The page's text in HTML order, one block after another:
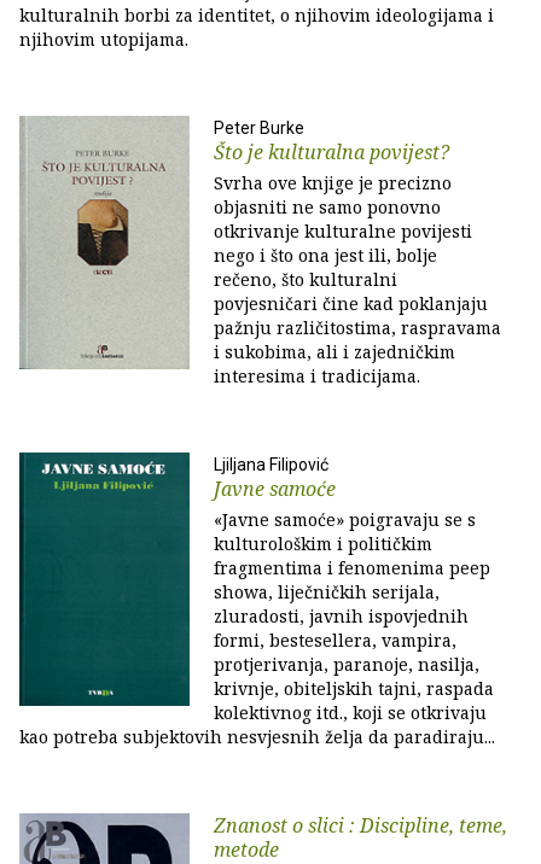
kulturalnih borbi za identitet, o njihovim ideologijama i
njihovim utopijama.
Peter Burke
Što je kulturalna povijest?
Svrha ove knjige je precizno
objasniti ne samo ponovno
otkrivanje kulturalne povijesti
nego i što ona jest ili, bolje
rečeno, što kulturalni
povjesničari čine kad poklanjaju
pažnju različitostima, raspravama
i sukobima, ali i zajedničkim
interesima i tradicijama.
Ljiljana Filipović
Javne samoće
«Javne samoće» poigravaju se s
kulturološkim i političkim
fragmentima i fenomenima peep
showa, liječničkih serijala,
zluradosti, javnih ispovjednih
formi, bestesellera, vampira,
protjerivanja, paranoje, nasilja,
krivnje, obiteljskih tajni, raspada
kolektivnog itd., koji se otkrivaju
kao potreba subjektovih nesvjesnih želja da paradiraju...
Znanost o slici : Discipline, teme,
metode